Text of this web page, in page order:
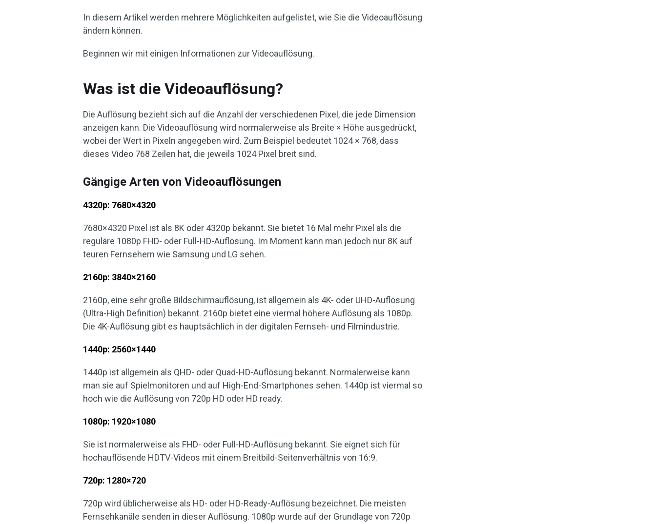
In diesem Artikel werden mehrere Möglichkeiten aufgelistet, wie Sie die Videoauflösung
ändern können.
Beginnen wir mit einigen Informationen zur Videoauflösung.
Was ist die Videoauflösung?
Die Auflösung bezieht sich auf die Anzahl der verschiedenen Pixel, die jede Dimension
anzeigen kann. Die Videoauflösung wird normalerweise als Breite × Höhe ausgedrückt,
wobei der Wert in Pixeln angegeben wird. Zum Beispiel bedeutet 1024 × 768, dass
dieses Video 768 Zeilen hat, die jeweils 1024 Pixel breit sind.
Gängige Arten von Videoauflösungen
4320p: 7680×4320
7680×4320 Pixel ist als 8K oder 4320p bekannt. Sie bietet 16 Mal mehr Pixel als die
reguläre 1080p FHD- oder Full-HD-Auflösung. Im Moment kann man jedoch nur 8K auf
teuren Fernsehern wie Samsung und LG sehen.
2160p: 3840×2160
2160p, eine sehr große Bildschirmauflösung, ist allgemein als 4K- oder UHD-Auflösung
(Ultra-High Definition) bekannt. 2160p bietet eine viermal höhere Auflösung als 1080p.
Die 4K-Auflösung gibt es hauptsächlich in der digitalen Fernseh- und Filmindustrie.
1440p: 2560×1440
1440p ist allgemein als QHD- oder Quad-HD-Auflösung bekannt. Normalerweise kann
man sie auf Spielmonitoren und auf High-End-Smartphones sehen. 1440p ist viermal so
hoch wie die Auflösung von 720p HD oder HD ready.
1080p: 1920×1080
Sie ist normalerweise als FHD- oder Full-HD-Auflösung bekannt. Sie eignet sich für
hochauflösende HDTV-Videos mit einem Breitbild-Seitenverhältnis von 16:9.
720p: 1280×720
720p wird üblicherweise als HD- oder HD-Ready-Auflösung bezeichnet. Die meisten
Fernsehkanäle senden in dieser Auflösung. 1080p wurde auf der Grundlage von 720p